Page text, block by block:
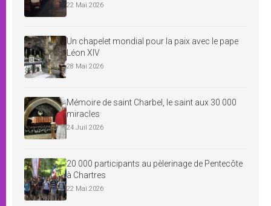
22 Mai 2026
Un chapelet mondial pour la paix avec le pape
Léon XIV
28 Mai 2026
Mémoire de saint Charbel, le saint aux 30 000
miracles
24 Juil 2026
20 000 participants au pèlerinage de Pentecôte
à Chartres
22 Mai 2026